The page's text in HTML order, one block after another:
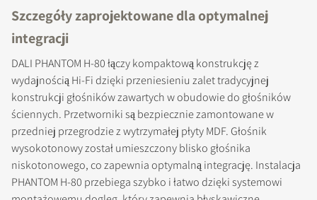
Szczegóły zaprojektowane dla optymalnej
integracji
DALI PHANTOM H-80 łączy kompaktową konstrukcję z
wydajnością Hi-Fi dzięki przeniesieniu zalet tradycyjnej
konstrukcji głośników zawartych w obudowie do głośników
ściennych. Przetworniki są bezpiecznie zamontowane w
przedniej przegrodzie z wytrzymałej płyty MDF. Głośnik
wysokotonowy został umieszczony blisko głośnika
niskotonowego, co zapewnia optymalną integrację. Instalacja
PHANTOM H-80 przebiega szybko i łatwo dzięki systemowi